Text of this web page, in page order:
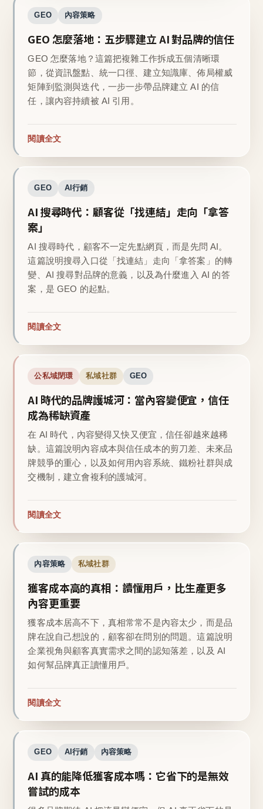
GEO 內容策略
GEO 怎麼落地：五步驟建立 AI 對品牌的信任
GEO 怎麼落地？這篇把複雜工作拆成五個清晰環
節，從資訊盤點、統一口徑、建立知識庫、佈局權威
矩陣到監測與迭代，一步一步帶品牌建立 AI 的信
任，讓內容持續被 AI 引用。
閱讀全文
GEO AI行銷
AI 搜尋時代：顧客從「找連結」走向「拿答
案」
AI 搜尋時代，顧客不一定先點網頁，而是先問 AI。
這篇說明搜尋入口從「找連結」走向「拿答案」的轉
變、AI 搜尋對品牌的意義，以及為什麼進入 AI 的答
案，是 GEO 的起點。
閱讀全文
公私域閉環 私域社群 GEO
AI 時代的品牌護城河：當內容變便宜，信任
成為稀缺資產
在 AI 時代，內容變得又快又便宜，信任卻越來越稀
缺。這篇說明內容成本與信任成本的剪刀差、未來品
牌競爭的重心，以及如何用內容系統、鐵粉社群與成
交機制，建立會複利的護城河。
閱讀全文
內容策略 私域社群
獲客成本高的真相：讀懂用戶，比生產更多
內容更重要
獲客成本居高不下，真相常常不是內容太少，而是品
牌在說自己想說的，顧客卻在問別的問題。這篇說明
企業視角與顧客真實需求之間的認知落差，以及 AI
如何幫品牌真正讀懂用戶。
閱讀全文
GEO AI行銷 內容策略
AI 真的能降低獲客成本嗎：它省下的是無效
嘗試的成本